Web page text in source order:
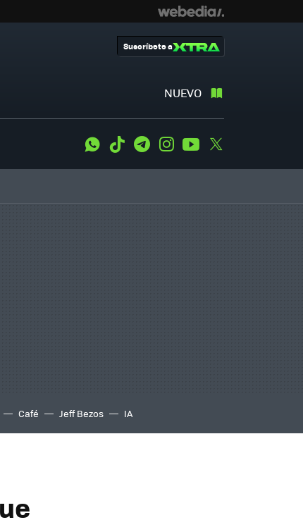
NUEVO
Suscríbete a
WhatsApp
Tiktok TelegramInstagramYoutube
Café Jeff Bezos IA